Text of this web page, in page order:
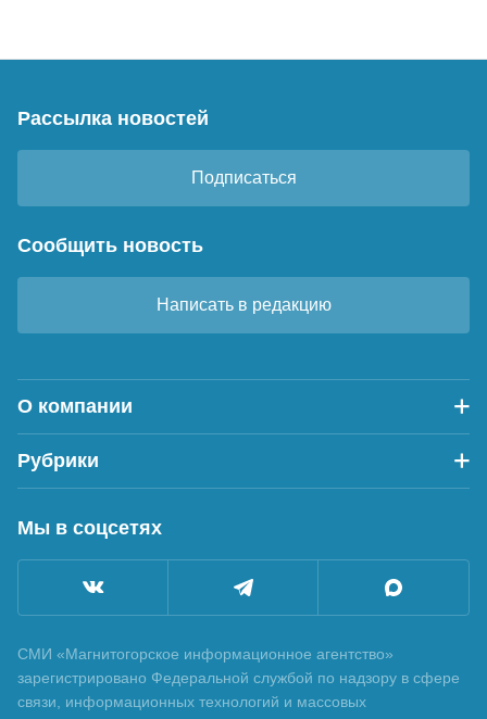
Рассылка новостей
Подписаться
Сообщить новость
Написать в редакцию
О компании
Рубрики
Мы в соцсетях
СМИ «Магнитогорское информационное агентство»
зарегистрировано Федеральной службой по надзору в сфере
связи, информационных технологий и массовых